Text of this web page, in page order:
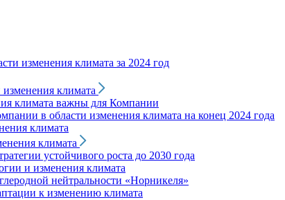
изменения климата за 2024 год
изменения климата
климата важны для Компании
в области изменения климата на конец 2024 года
климата
климата
устойчивого роста до 2030 года
и изменения климата
нейтральности «Норникеля»
к изменению климата